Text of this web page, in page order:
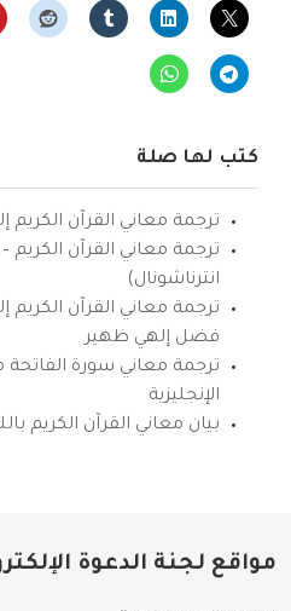
كتب لها صلة
ترجمة معاني القرآن الكريم
ترجمة معاني القرآن الكريم
انترناشونال)
ترجمة معاني القرآن الكريم
فضل إلهي ظهير
ترجمة معاني سورة الفاتحة
الإنجليزية
بيان معاني القرآن الكريم
مواقع لجنة الدعوة